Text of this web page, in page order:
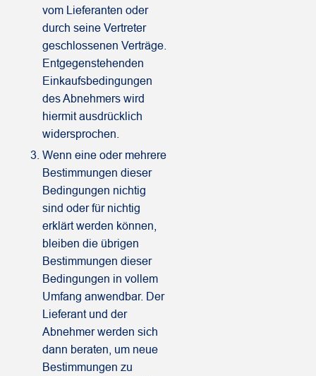
vom Lieferanten oder
durch seine Vertreter
geschlossenen Verträge.
Entgegenstehenden
Einkaufsbedingungen
des Abnehmers wird
hiermit ausdrücklich
widersprochen.
Wenn eine oder mehrere
Bestimmungen dieser
Bedingungen nichtig
sind oder für nichtig
erklärt werden können,
bleiben die übrigen
Bestimmungen dieser
Bedingungen in vollem
Umfang anwendbar. Der
Lieferant und der
Abnehmer werden sich
dann beraten, um neue
Bestimmungen zu